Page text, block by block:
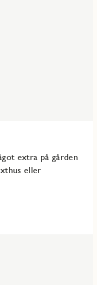
extra på gården
eller